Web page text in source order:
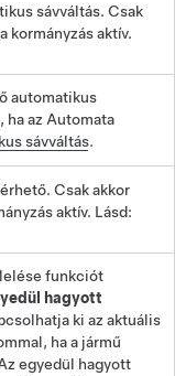
sávváltás. Csak
kormányzás aktív.
automatikus
ha az Automata
sávváltás.
Csak akkor
aktív. Lásd:
funkciót
hagyott
ki az aktuális
ha a jármű
egyedül hagyott